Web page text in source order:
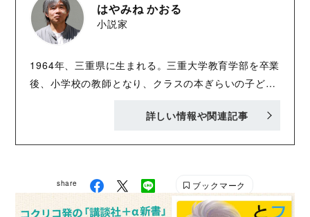
はやみね かおる
小説家
1964年、三重県に生まれる。三重大学教育学部を卒業
後、小学校の教師となり、クラスの本ぎらいの子ども
はじめる。「怪盗道化師」で第30回講談社児童文学新
ール』『オタカラウォーズ』『ぼくと未来屋の夏』
『令夢の世界はスリップする』（以上、すべて講談
詳しい情報や関連記事
share ブックマーク